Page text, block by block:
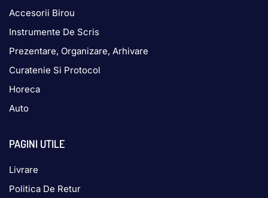
Accesorii Birou
Instrumente De Scris
Prezentare, Organizare, Arhivare
Curatenie Si Protocol
Horeca
Auto
PAGINI UTILE
Livrare
Politica De Retur